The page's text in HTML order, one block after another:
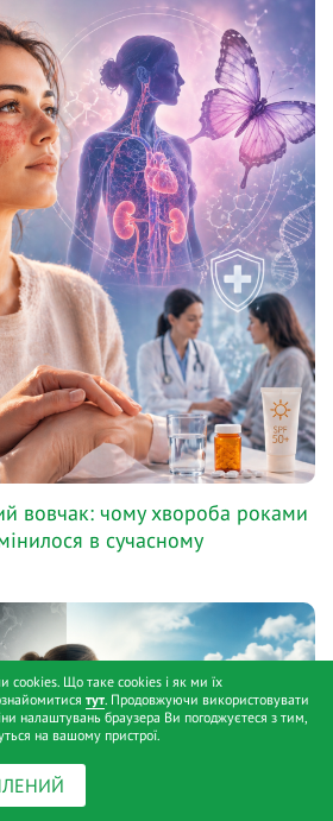
вовчак: чому хвороба роками
в сучасному
cookies. Що таке cookies і як ми їх
тут. Продовжуючи використовувати
налаштувань браузера Ви погоджуєтеся з тим,
на вашому пристрої.